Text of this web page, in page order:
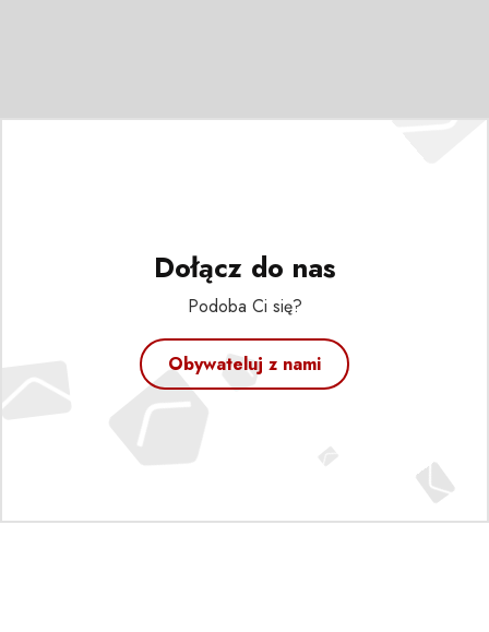
Dołącz do nas
Podoba Ci się?
Obywateluj z nami